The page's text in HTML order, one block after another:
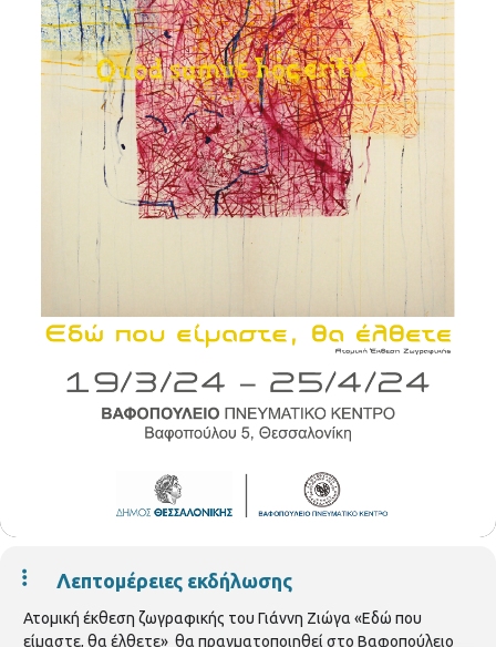
Λεπτομέρειες εκδήλωσης
Ατομική έκθεση ζωγραφικής του Γιάννη Ζιώγα «Εδώ που
είμαστε, θα έλθετε» θα πραγματοποιηθεί στο Βαφοπούλειο